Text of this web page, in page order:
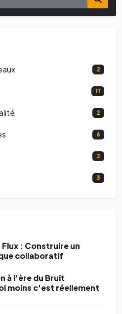
2
11
2
6
2
3
: Construire un
collaboratif
à l'ère du Bruit
moins c'est réellement